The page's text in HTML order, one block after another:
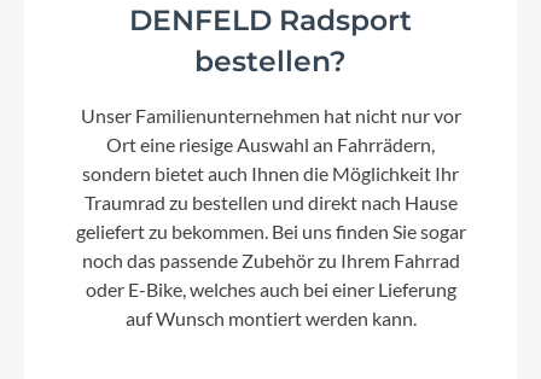
Hi-Ten
DENFELD Radsport
bestellen?
Unser Familienunternehmen hat nicht nur vor
Ort eine riesige Auswahl an Fahrrädern,
sondern bietet auch Ihnen die Möglichkeit Ihr
Traumrad zu bestellen und direkt nach Hause
geliefert zu bekommen. Bei uns finden Sie sogar
noch das passende Zubehör zu Ihrem Fahrrad
oder E-Bike, welches auch bei einer Lieferung
auf Wunsch montiert werden kann.